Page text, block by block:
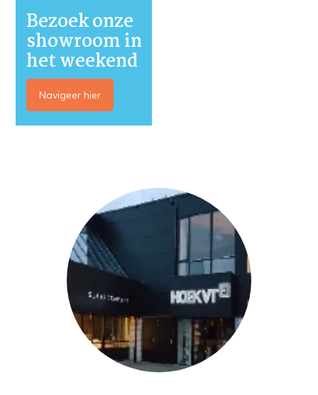
Bezoek onze
showroom in
het weekend
Navigeer hier